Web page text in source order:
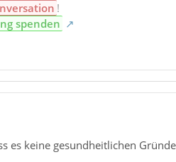
!
spenden
keine gesundheitlichen